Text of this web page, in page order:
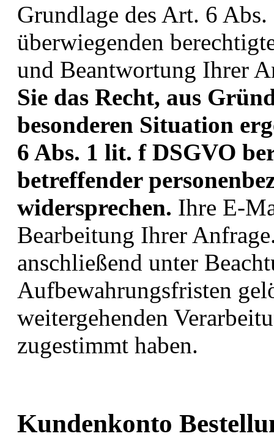
Grundlage des Art. 6
überwiegenden
und Beantwortung Ihrer
Sie das Recht, aus
besonderen Situation
6 Abs. 1 lit. f DSGVO
betreffender
widersprechen. Ihre E-
Bearbeitung Ihrer
anschließend unter
Aufbewahrungsfristen
weitergehenden
zugestimmt haben.
Kundenkonto